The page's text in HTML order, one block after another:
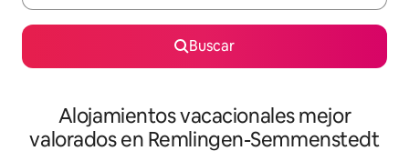
Buscar
Alojamientos vacacionales mejor
valorados en Remlingen-Semmenstedt